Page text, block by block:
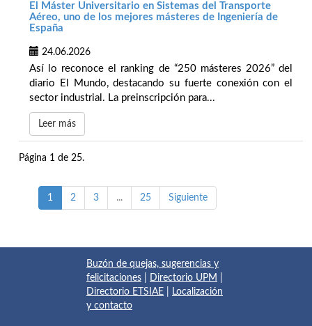
El Máster Universitario en Sistemas del Transporte
Aéreo, uno de los mejores másteres de Ingeniería de
España
24.06.2026
Así lo reconoce el ranking de “250 másteres 2026” del
diario El Mundo, destacando su fuerte conexión con el
sector industrial. La preinscripción para...
Leer más
Página 1 de 25.
1 2 3 ... 25 Siguiente
Buzón de quejas, sugerencias y
felicitaciones
Directorio UPM
Directorio ETSIAE
Localización
y contacto